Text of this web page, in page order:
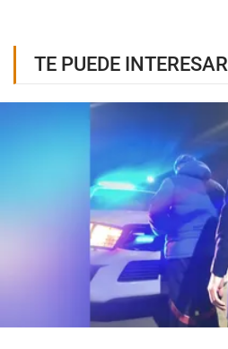
TE PUEDE INTERESAR